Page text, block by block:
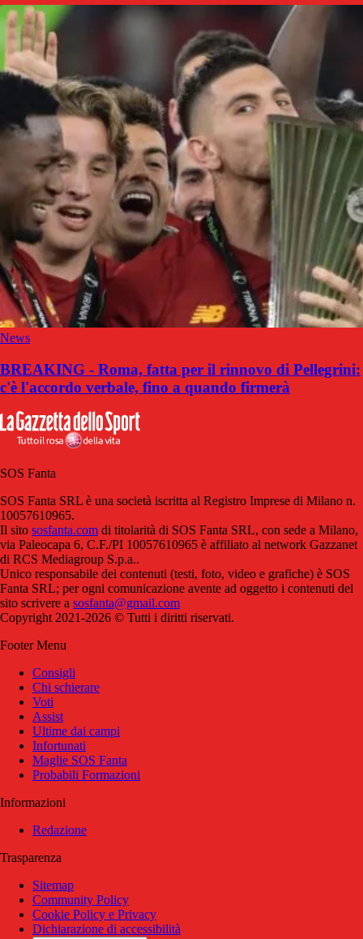
News
BREAKING - Roma, fatta per il rinnovo di Pellegrini:
c'è l'accordo verbale, fino a quando firmerà
SOS Fanta
SOS Fanta SRL è una società iscritta al Registro Imprese di Milano n.
10057610965.
Il sito sosfanta.com di titolarità di SOS Fanta SRL, con sede a Milano,
via Paleocapa 6, C.F./PI 10057610965 è affiliato al network Gazzanet
di RCS Mediagroup S.p.a..
Unico responsabile dei contenuti (testi, foto, video e grafiche) è SOS
Fanta SRL; per ogni comunicazione avente ad oggetto i contenuti del
sito scrivere a sosfanta@gmail.com
Copyright 2021-2026 © Tutti i diritti riservati.
Footer Menu
Consigli
Chi schierare
Voti
Assist
Ultime dai campi
Infortunati
Maglie SOS Fanta
Probabili Formazioni
Informazioni
Redazione
Trasparenza
Sitemap
Community Policy
Cookie Policy e Privacy
Dichiarazione di accessibilità